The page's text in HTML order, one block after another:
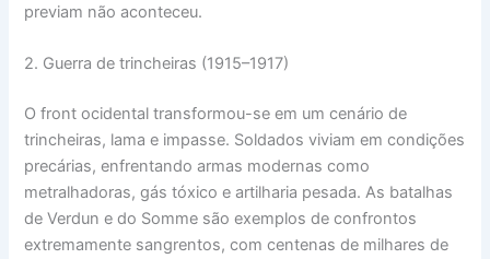
previam não aconteceu.
2. Guerra de trincheiras (1915–1917)
O front ocidental transformou-se em um cenário de
trincheiras, lama e impasse. Soldados viviam em condições
precárias, enfrentando armas modernas como
metralhadoras, gás tóxico e artilharia pesada. As batalhas
de Verdun e do Somme são exemplos de confrontos
extremamente sangrentos, com centenas de milhares de